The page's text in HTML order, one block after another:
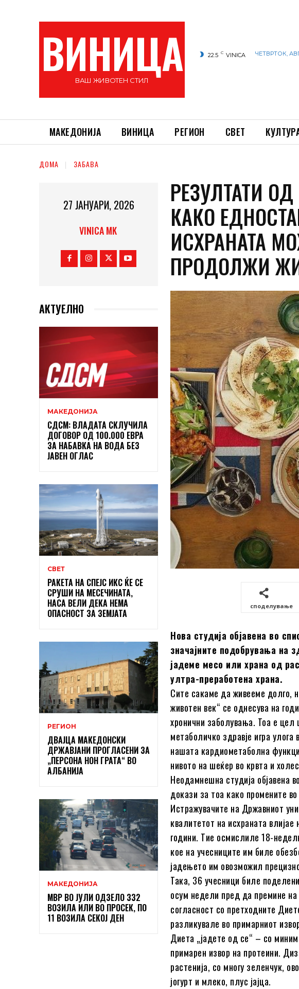
ВИНИЦА
ВАШ ЖИВОТЕН СТИЛ
22.5 C VINICA ЧЕТВРТОК,
МАКЕДОНИЈА ВИНИЦА РЕГИОН СВЕТ
ДОМА ЗАБАВА
27 ЈАНУАРИ, 2026
VINICA MK
АКТУЕЛНО
МАКЕДОНИЈА
СДСМ: ВЛАДАТА СКЛУЧИЛА
ДОГОВОР ОД 100.000 ЕВРА
ЗА НАБАВКА НА ВОДА БЕЗ
ЈАВЕН ОГЛАС
СВЕТ
РАКЕТА НА СПЕЈС ИКС ЌЕ СЕ
СРУШИ НА МЕСЕЧИНАТА,
НАСА ВЕЛИ ДЕКА НЕМА
ОПАСНОСТ ЗА ЗЕМЈАТА
РЕГИОН
ДВАЈЦА МАКЕДОНСКИ
ДРЖАВЈАНИ ПРОГЛАСЕНИ ЗА
„ПЕРСОНА НОН ГРАТА“ ВО
АЛБАНИЈА
МАКЕДОНИЈА
МВР ВО ЈУЛИ ОДЗЕЛО 332
ВОЗИЛА ИЛИ ВО ПРОСЕК, ПО
11 ВОЗИЛА СЕКОЈ ДЕН
РЕЗУЛТАТИ
КАКО
ИСХРАНАТА
ПРОДОЛЖИ
споделување
Нова студија објавена во
значајните подобрувања на
јадеме месо или храна од
ултра-преработена храна.
Сите сакаме да живееме долго,
животен век“ се однесува на
хронични заболувања. Тоа е
метаболичко здравје игра
нашата кардиометаболна
нивото на шеќер во крвта и
Неодамнешна студија објавена
докази за тоа како промените
Истражувачите на Државниот
квалитетот на исхраната
години. Тие осмислиле 18-
кое на учесниците им биле
јадењето им овозможил
Така, 36 учесници биле
осум недели пред да премине
согласност со претходните
разликувале во примарниот
Диета „јадете од се“ – со
примарен извор на протеини.
растенија, со многу зеленчук,
јогурт и млеко, плус јајца.